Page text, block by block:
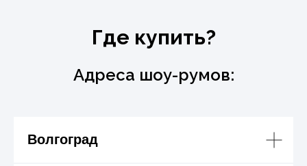
Где купить?
Адреса шоу-румов:
Волгоград